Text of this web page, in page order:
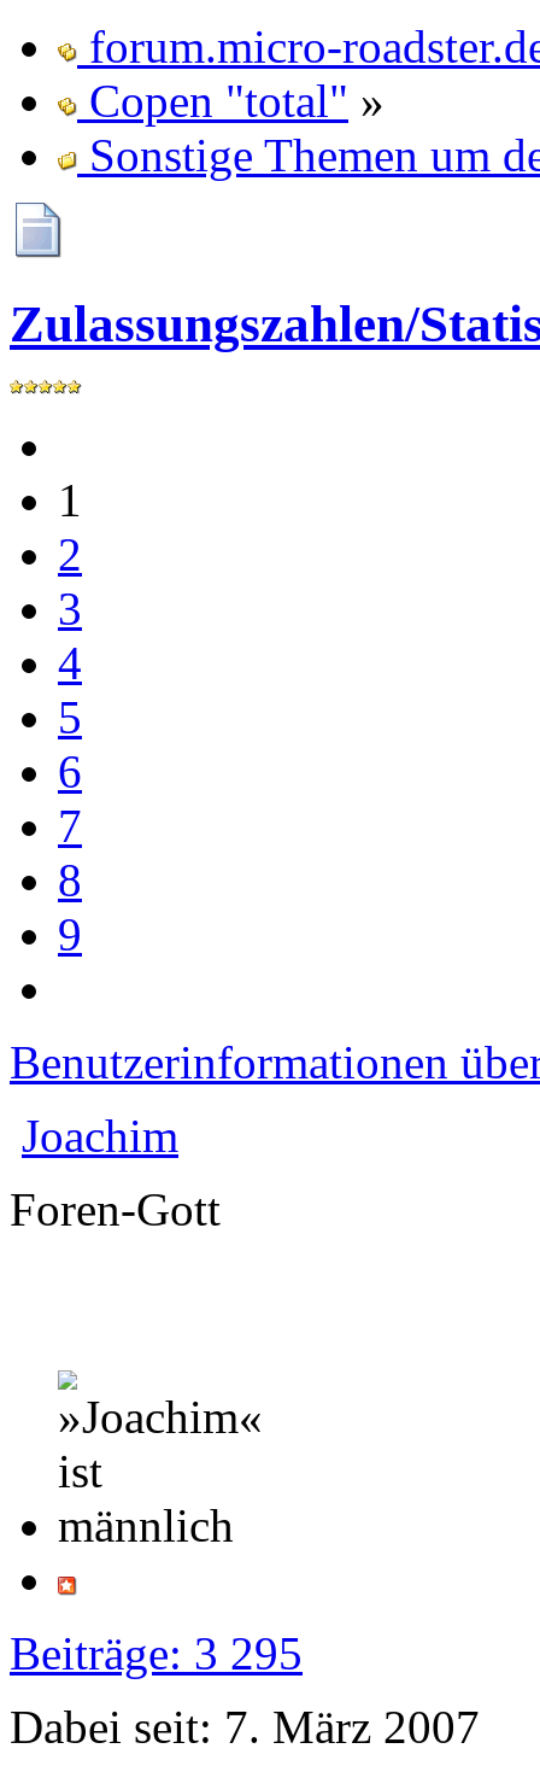
forum.micro-
Copen "total" »
Sonstige Themen um
Zulassungszahlen/
1
2
3
4
5
6
7
8
9
Benutzerinformationen
Joachim
Foren-Gott
Beiträge: 3 295
Dabei seit: 7. März 2007